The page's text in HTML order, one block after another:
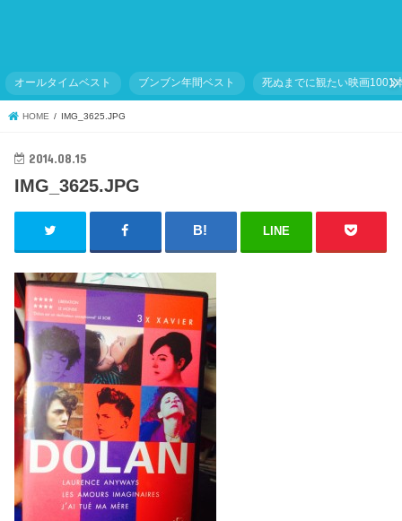
オールタイムベスト ブンブン年間ベスト 死ぬまでに観たい映画1001
HOME IMG_3625.JPG
2014.08.15
IMG_3625.JPG
LINE